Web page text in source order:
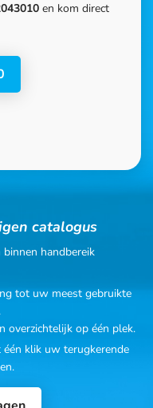
en kom direct
catalogus
handbereik
tot uw meest gebruikte
overzichtelijk op één plek.
één klik uw terugkerende